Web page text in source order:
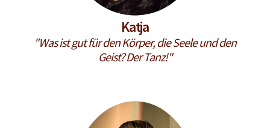
Katja
"Was ist gut für den Körper, die Seele und den
Geist? Der Tanz!"